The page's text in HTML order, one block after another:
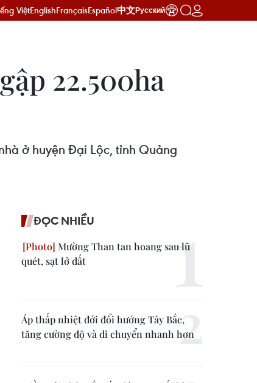
ViệtEnglishFrançaisEspañol中文Русский
22.500ha
ở huyện Đại Lộc, tỉnh Quảng
ĐỌC NHIỀU
Mường Than tan hoang sau lũ
quét, sạt lở đất
Áp thấp nhiệt đới đổi hướng Tây Bắc,
tăng cường độ và di chuyển nhanh hơn